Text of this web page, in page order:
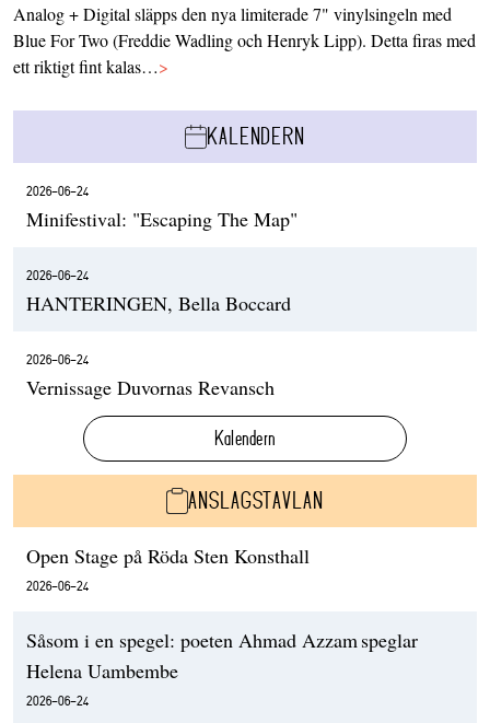
Analog + Digital släpps den nya limiterade 7" vinylsingeln med
Blue For Two (Freddie Wadling och Henryk Lipp). Detta firas med
ett riktigt fint kalas…>
KALENDERN
2026-06-24
Minifestival: "Escaping The Map"
2026-06-24
HANTERINGEN, Bella Boccard
2026-06-24
Vernissage Duvornas Revansch
Kalendern
ANSLAGSTAVLAN
Open Stage på Röda Sten Konsthall
2026-06-24
Såsom i en spegel: poeten Ahmad Azzam speglar
Helena Uambembe
2026-06-24